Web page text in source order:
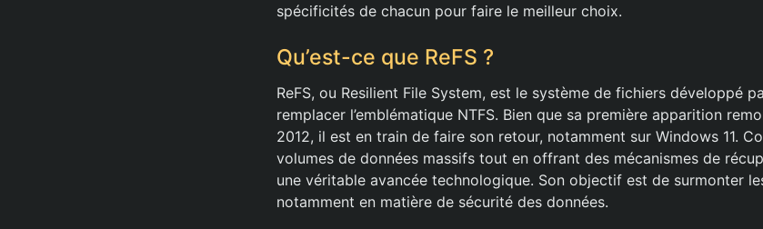
spécificités de chacun pour faire le meilleur choix.
Qu’est-ce que ReFS ?
ReFS, ou Resilient File System, est le système de fichiers développé
remplacer l’emblématique NTFS. Bien que sa première apparition
2012, il est en train de faire son retour, notamment sur Windows 11.
volumes de données massifs tout en offrant des mécanismes de
une véritable avancée technologique. Son objectif est de surmonter
notamment en matière de sécurité des données.